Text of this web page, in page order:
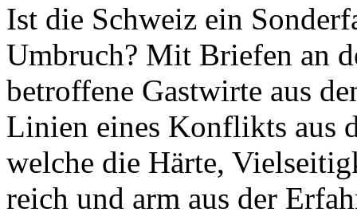
Ist die Schweiz ein
Umbruch? Mit Briefen an
betroffene Gastwirte aus
Linien eines Konflikts aus
welche die Härte,
reich und arm aus der